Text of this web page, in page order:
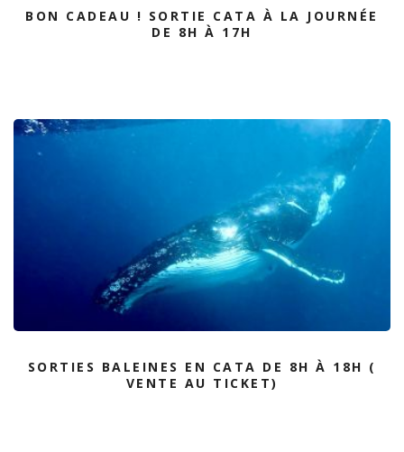
BON CADEAU ! SORTIE CATA À LA JOURNÉE
DE 8H À 17H
SORTIES BALEINES EN CATA DE 8H À 18H (
VENTE AU TICKET)